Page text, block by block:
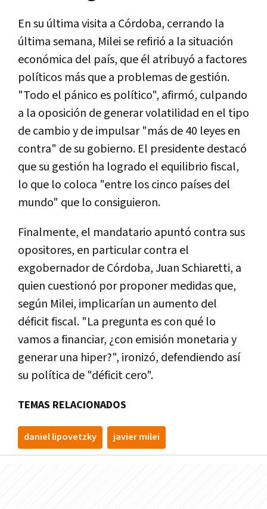
En su última visita a Córdoba, cerrando la
última semana, Milei se refirió a la situación
económica del país, que él atribuyó a factores
políticos más que a problemas de gestión.
"Todo el pánico es político", afirmó, culpando
a la oposición de generar volatilidad en el tipo
de cambio y de impulsar "más de 40 leyes en
contra" de su gobierno. El presidente destacó
que su gestión ha logrado el equilibrio fiscal,
lo que lo coloca "entre los cinco países del
mundo" que lo consiguieron.
Finalmente, el mandatario apuntó contra sus
opositores, en particular contra el
exgobernador de Córdoba, Juan Schiaretti, a
quien cuestionó por proponer medidas que,
según Milei, implicarían un aumento del
déficit fiscal. "La pregunta es con qué lo
vamos a financiar, ¿con emisión monetaria y
generar una hiper?", ironizó, defendiendo así
su política de "déficit cero".
TEMAS RELACIONADOS
daniel lipovetzky javier milei